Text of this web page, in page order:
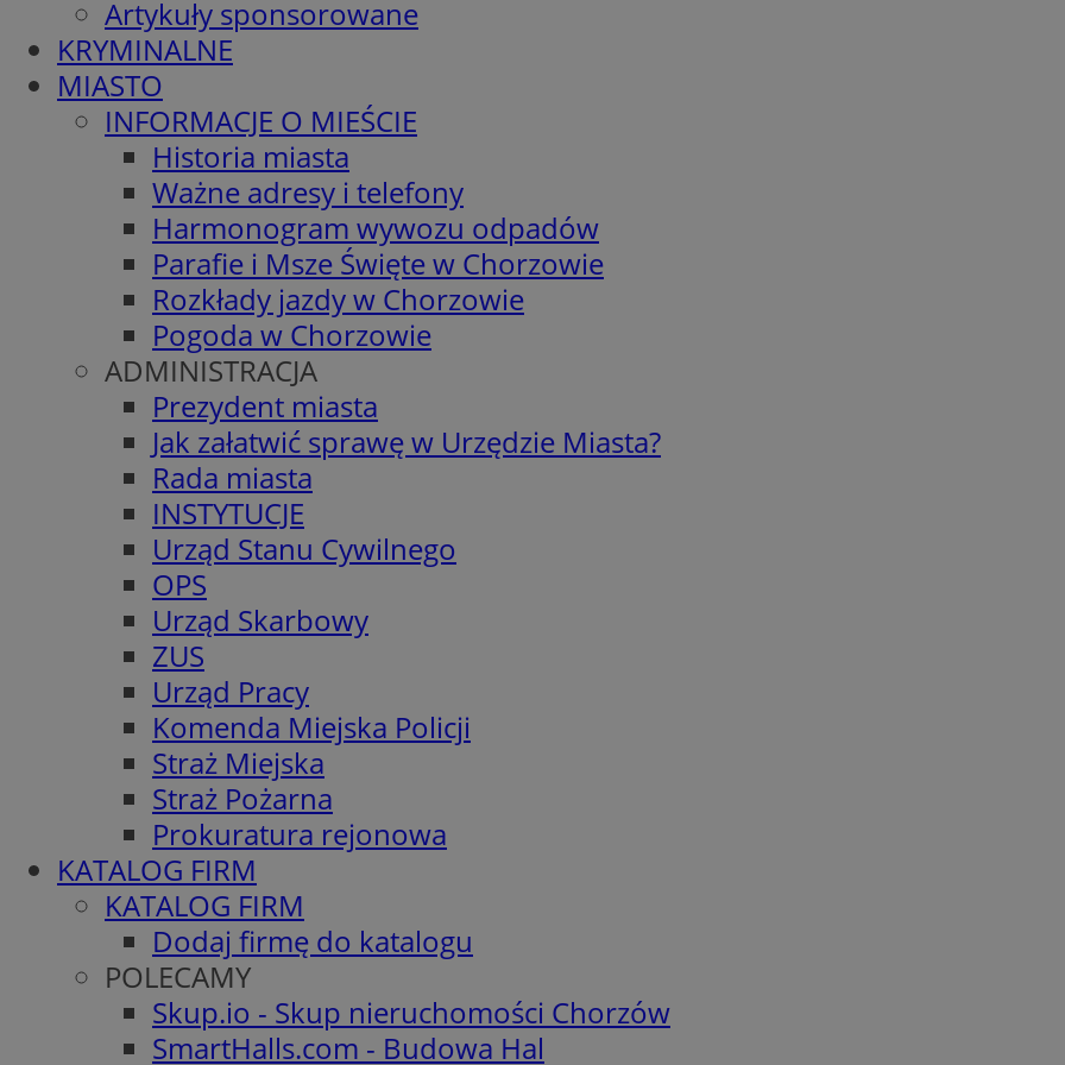
Artykuły sponsorowane
KRYMINALNE
MIASTO
INFORMACJE O MIEŚCIE
Historia miasta
Ważne adresy i telefony
Harmonogram wywozu odpadów
Parafie i Msze Święte w Chorzowie
Rozkłady jazdy w Chorzowie
Pogoda w Chorzowie
ADMINISTRACJA
Prezydent miasta
Jak załatwić sprawę w Urzędzie Miasta?
Rada miasta
INSTYTUCJE
Urząd Stanu Cywilnego
OPS
Urząd Skarbowy
ZUS
Urząd Pracy
Komenda Miejska Policji
Straż Miejska
Straż Pożarna
Prokuratura rejonowa
KATALOG FIRM
KATALOG FIRM
Dodaj firmę do katalogu
POLECAMY
Skup.io - Skup nieruchomości Chorzów
SmartHalls.com - Budowa Hal